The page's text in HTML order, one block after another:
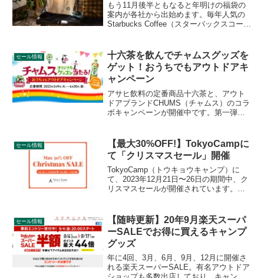
もう11月後半ともなると年明けの福袋の
案内が各社から出始めます。毎年人気の
Starbucks Coffee（スターバックスコーヒ
す。詳細をレビューします。
セール情報
十六茶を飲んでチャムスグッズを
ゲット！おうちでもアウトドアキ
ャンペーン
アサヒ飲料の定番商品十六茶と、アウト
ドアブランドCHUMS（チャムス）のコラ
ボキャンペーンが開催中です。第一弾と
リジナルグッズが抽選で当たるキャンペ
ーンが開催されています。詳細をレビュ
ーします。
セール情報
【最大30%OFF!】TokyoCampに
て「クリスマスセール」開催
TokyoCamp（トウキョウキャンプ）に
て、2023年12月21日〜26日の期間中、ク
リスマスセールが開催されています。人
んのアイテムがお得に購入できます。詳
細をレビューします。
セール情報
【随時更新】20年9月楽天スーパ
ーSALEでお得に買えるキャンプ
グッズ
年に4回、3月、6月、9月、12月に開催さ
れる楽天スーパーSALE。有名アウトドア